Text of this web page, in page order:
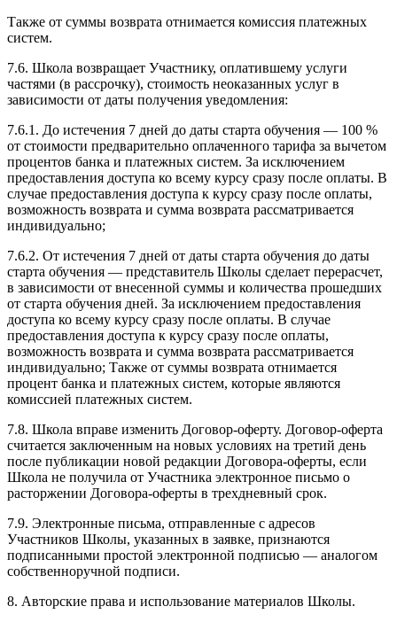
Также от суммы возврата отнимается комиссия платежных
систем.
7.6. Школа возвращает Участнику, оплатившему услуги
частями (в рассрочку), стоимость неоказанных услуг в
зависимости от даты получения уведомления:
7.6.1. До истечения 7 дней до даты старта обучения — 100 %
от стоимости предварительно оплаченного тарифа за вычетом
процентов банка и платежных систем. За исключением
предоставления доступа ко всему курсу сразу после оплаты. В
случае предоставления доступа к курсу сразу после оплаты,
возможность возврата и сумма возврата рассматривается
индивидуально;
7.6.2. От истечения 7 дней от даты старта обучения до даты
старта обучения — представитель Школы сделает перерасчет,
в зависимости от внесенной суммы и количества прошедших
от старта обучения дней. За исключением предоставления
доступа ко всему курсу сразу после оплаты. В случае
предоставления доступа к курсу сразу после оплаты,
возможность возврата и сумма возврата рассматривается
индивидуально; Также от суммы возврата отнимается
процент банка и платежных систем, которые являются
комиссией платежных систем.
7.8. Школа вправе изменить Договор-оферту. Договор-оферта
считается заключенным на новых условиях на третий день
после публикации новой редакции Договора-оферты, если
Школа не получила от Участника электронное письмо о
расторжении Договора-оферты в трехдневный срок.
7.9. Электронные письма, отправленные с адресов
Участников Школы, указанных в заявке, признаются
подписанными простой электронной подписью — аналогом
собственноручной подписи.
8. Авторские права и использование материалов Школы.